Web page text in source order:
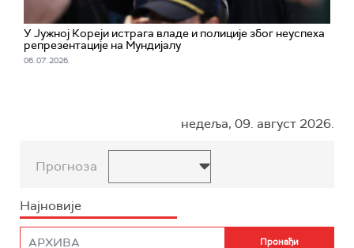
У Јужној Кореји истрага владе и полиције због неуспеха
репрезентације на Мундијалу
06. 07. 2026.
недеља, 09. август 2026.
Прогноза
Најновије